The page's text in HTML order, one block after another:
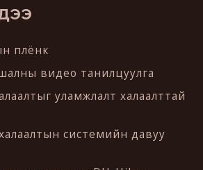
плёнк
видео танилцуулга
уламжлалт халаалттай
системийн давуу